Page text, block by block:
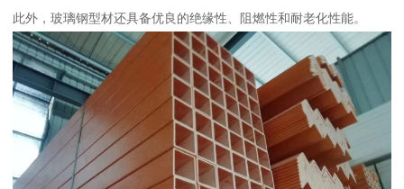
此外，玻璃钢型材还具备优良的绝缘性、阻燃性和耐老化性能。